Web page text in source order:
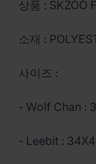
상품 : SKZOO
소재 :
사이즈 :
- Wolf Chan :
- Leebit :